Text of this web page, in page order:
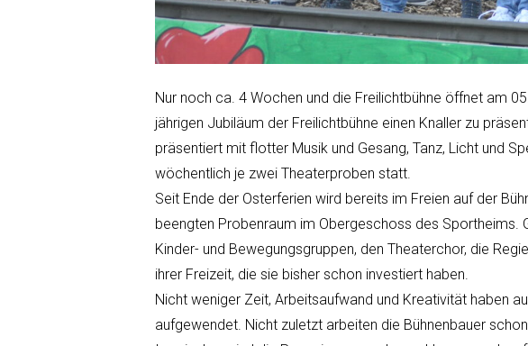
Nur noch ca. 4 Wochen und die Freilichtbühne öffnet am
jährigen Jubiläum der Freilichtbühne einen Knaller zu
präsentiert mit flotter Musik und Gesang, Tanz, Licht und
wöchentlich je zwei Theaterproben statt.
Seit Ende der Osterferien wird bereits im Freien auf der
beengten Probenraum im Obergeschoss des Sportheims.
Kinder- und Bewegungsgruppen, den Theaterchor, die
ihrer Freizeit, die sie bisher schon investiert haben.
Nicht weniger Zeit, Arbeitsaufwand und Kreativität haben
aufgewendet. Nicht zuletzt arbeiten die Bühnenbauer